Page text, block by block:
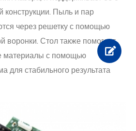
Пыль и пар
через решетку с помощью
воронки. Стол также помогает
материалы с помощью
для стабильного результата